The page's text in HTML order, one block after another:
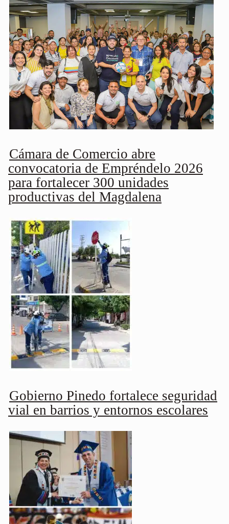
Cámara de Comercio abre
convocatoria de Empréndelo 2026
para fortalecer 300 unidades
productivas del Magdalena
Gobierno Pinedo fortalece seguridad
vial en barrios y entornos escolares